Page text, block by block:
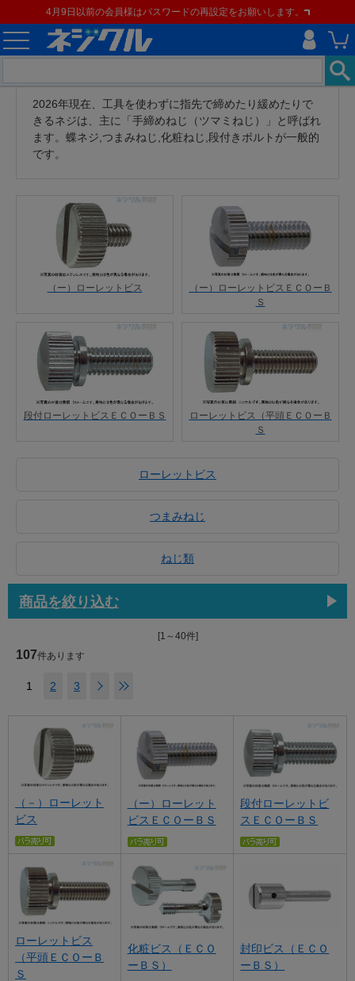
4月9日以前の会員様はパスワードの再設定をお願いします。
2026年現在、工具を使わずに指先で締めたり緩めたりで
きるネジは、主に「手締めねじ（ツマミねじ）」と呼ばれ
ます。蝶ネジ,つまみねじ,化粧ねじ,段付きボルトが一般的
です。
（ー）ローレットビス
（ー）ローレットビスＥＣＯーＢ
Ｓ
段付ローレットビスＥＣＯーＢＳ
ローレットビス（平頭ＥＣＯーＢ
Ｓ
ローレットビス
つまみねじ
ねじ類
商品を絞り込む
[1～40件]
107件あります
1 2 3
（－）ローレット
ビス
（ー）ローレット
ビスＥＣＯーＢＳ
段付ローレットビ
スＥＣＯーＢＳ
ローレットビス
（平頭ＥＣＯーＢ
Ｓ
化粧ビス（ＥＣＯ
ーＢＳ）
封印ビス（ＥＣＯ
ーＢＳ）